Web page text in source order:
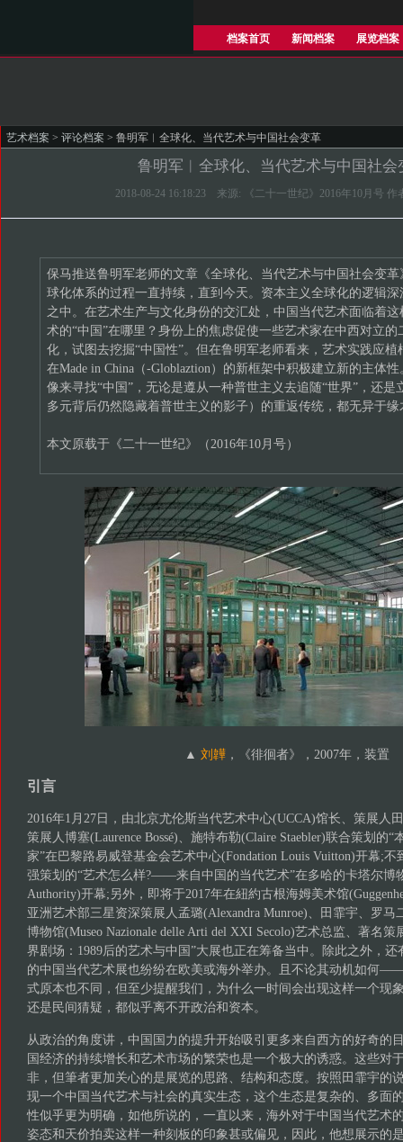
档案首页 新闻档案 展览档案
艺术档案 > 评论档案 > 鲁明军︱全球化、当代艺术与中国社会变革
鲁明军︱全球化、当代艺术与中国社会
2018-08-24 16:18:23 来源: 《二十一世纪》2016年10月号 作
保马推送鲁明军老师的文章《全球化、当代艺术与中国社会变
球化体系的过程一直持续，直到今天。资本主义全球化的逻辑
之中。在艺术生产与文化身份的交汇处，中国当代艺术面临着
术的“中国”在哪里？身份上的焦虑促使一些艺术家在中西对立
化，试图去挖掘“中国性”。但在鲁明军老师看来，艺术实践应
在Made in China（-Globlaztion）的新框架中积极建立新的主体
像来寻找“中国”，无论是遵从一种普世主义去追随“世界”，还是
多元背后仍然隐藏着普世主义的影子）的重返传统，都无异于
本文原载于《二十一世纪》（2016年10月号）
▲ 刘韡，《徘徊者》，2007年，装置
引言
2016年1月27日，由北京尤伦斯当代艺术中心(UCCA)馆长、策展人
策展人博塞(Laurence Bossé)、施特布勒(Claire Staebler)联合策划的
家”在巴黎路易威登基金会艺术中心(Fondation Louis Vuitton)开幕;
强策划的“艺术怎么样?——来自中国的当代艺术”在多哈的卡塔尔博
Authority)开幕;另外，即将于2017年在紐約古根海姆美术馆
亚洲艺术部三星资深策展人孟璐(Alexandra Munroe)、田霏宇、罗
博物馆(Museo Nazionale delle Arti del XXI Secolo)艺术总监、著名
界剧场：1989后的艺术与中国”大展也正在筹备当中。除此之外，
的中国当代艺术展也纷纷在欧美或海外举办。且不论其动机如何
式原本也不同，但至少提醒我们，为什么一时间会出现这样一个现
还是民间猜疑，都似乎离不开政治和资本。
从政治的角度讲，中国国力的提升开始吸引更多来自西方的好奇的
国经济的持续增长和艺术市场的繁荣也是一个极大的诱惑。这些对
非，但筆者更加关心的是展览的思路、结构和态度。按照田霏宇的
现一个中国当代艺术与社会的真实生态，这个生态是复杂的、多面
性似乎更为明确，如他所说的，一直以来，海外对于中国当代艺术
姿态和天价拍卖这样一种刻板的印象甚或偏见，因此，他想展示的